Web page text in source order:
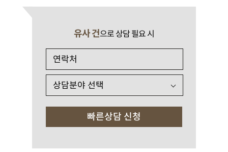
유사 건으로 상담 필요 시